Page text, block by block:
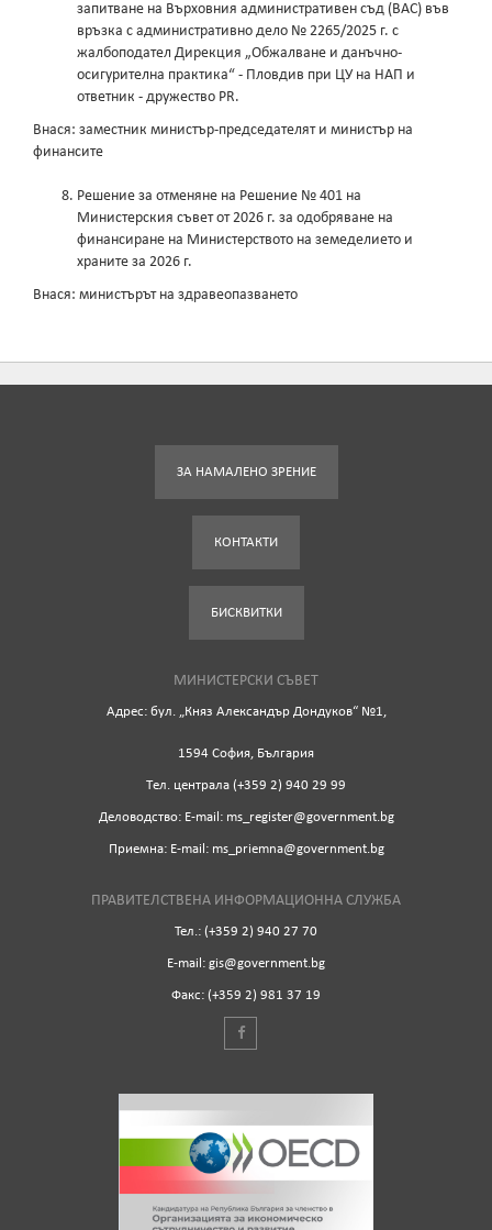
запитване на Върховния административен съд (ВАС) във
връзка с административно дело № 2265/2025 г. с
жалбоподател Дирекция „Обжалване и данъчно-
осигурителна практика“ - Пловдив при ЦУ на НАП и
ответник - дружество PR.
Внася: заместник министър-председателят и министър на
финансите
Решение за отменяне на Решение № 401 на
Министерския съвет от 2026 г. за одобряване на
финансиране на Министерството на земеделието и
храните за 2026 г.
Внася: министърът на здравеопазването
ЗА НАМАЛЕНО ЗРЕНИЕ
КОНТАКТИ
БИСКВИТКИ
МИНИСТЕРСКИ СЪВЕТ
Адрес: бул. „Княз Александър Дондуков“ №1,
1594 София, България
Tел. централа (+359 2) 940 29 99
Деловодство: Е-mail: ms_register@government.bg
Приемна: Е-mail: ms_priemna@government.bg
ПРАВИТЕЛСТВЕНА ИНФОРМАЦИОННА СЛУЖБА
Тел.: (+359 2) 940 27 70
Е-mail: gis@government.bg
Факс: (+359 2) 981 37 19